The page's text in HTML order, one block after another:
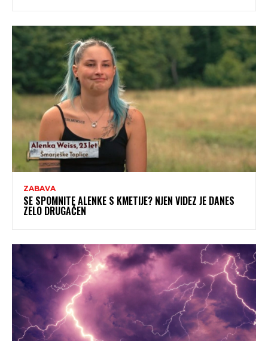
ZABAVA
SE SPOMNITE ALENKE S KMETIJE? NJEN VIDEZ JE DANES
ZELO DRUGAČEN